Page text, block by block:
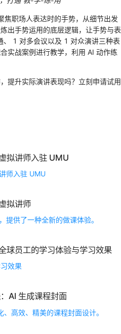
焦职场人表达时的手势，从细节出发
出手势运用的底层逻辑，让手势与表
1 对多会议以及 1 对众演讲三种表
实战案例进行教学，利用 AI 动作练
提升实际演讲表现吗？立刻申请试用
拟讲师入驻 UMU
师入驻 UMU
拟讲师
提供了一种全新的做课体验。
球员工的学习体验与学习效果
效果
AI 生成课程封面
高效、精美的课程封面设计。